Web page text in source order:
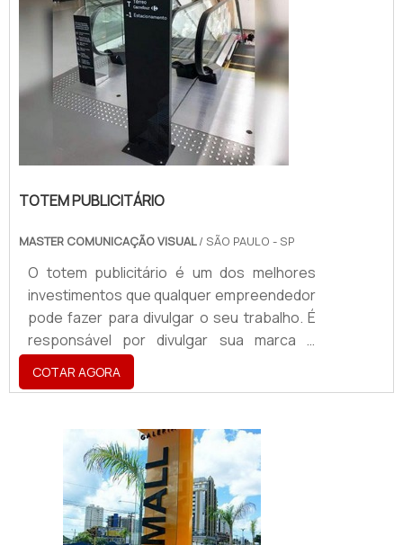
TOTEM PUBLICITÁRIO
MASTER COMUNICAÇÃO VISUAL/ SÃO PAULO - SP
O totem publicitário é um dos melhores
investimentos que qualquer empreendedor
pode fazer para divulgar o seu trabalho. É
responsável por divulgar sua marca e
passar um melhor senso de localização
para os atuais e novos clientes. Por ser
muitos são os negócios que optam por
utilizar o totem, como uma porta de entrada
para o mundo da divulgação publicitária e
maior contato com os clientes.Tipos di...
COTAR AGORA